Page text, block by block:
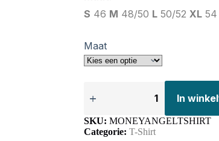
S 46 M 48/50 L 50/52 XL 54
Maat
In
SKU: MONEYANGELTSHIRT
Categorie: T-Shirt